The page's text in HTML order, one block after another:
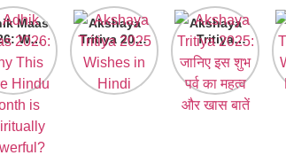
Maas
Why
Rare
is
Akshaya
Tritiya 2025
Wishes in
Hindi
Akshaya
Tritiya
2025: जानिए
इस शुभ पर्व का
महत्व और खास
बातें